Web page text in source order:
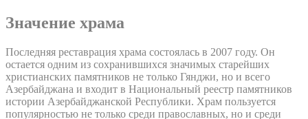
Значение храма
Последняя реставрация храма состоялась в 2007 году. Он
остается одним из сохранившихся значимых старейших
христианских памятников не только Гянджи, но и всего
Азербайджана и входит в Национальный реестр памятников
истории Азербайджанской Республики. Храм пользуется
популярностью не только среди православных, но и среди